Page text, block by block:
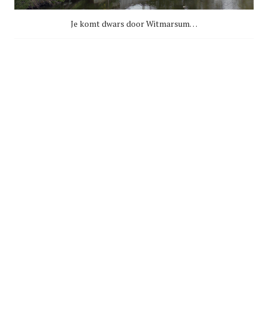
Je komt dwars door Witmarsum…